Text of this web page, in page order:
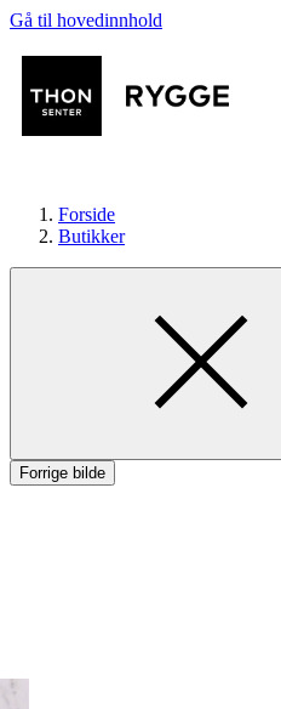
Gå til hovedinnhold
Mat og drikke
Tilbud
Forside
Butikker
Forrige bilde